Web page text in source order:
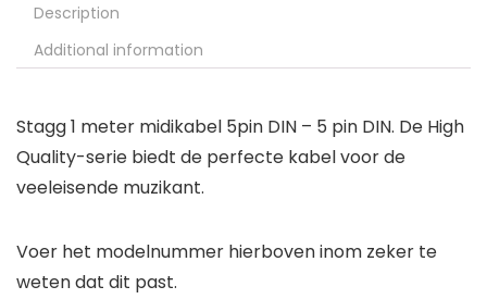
Description
Additional information
Stagg 1 meter midikabel 5pin DIN – 5 pin DIN. De High
Quality-serie biedt de perfecte kabel voor de
veeleisende muzikant.
Voer het modelnummer hierboven inom zeker te
weten dat dit past.